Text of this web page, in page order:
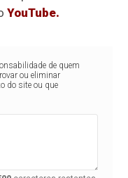
YouTube.
de quem
ou eliminar
do site ou que